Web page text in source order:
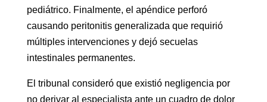
pediátrico. Finalmente, el apéndice perforó
causando peritonitis generalizada que requirió
múltiples intervenciones y dejó secuelas
intestinales permanentes.
El tribunal consideró que existió negligencia por
no derivar al especialista ante un cuadro de dolor